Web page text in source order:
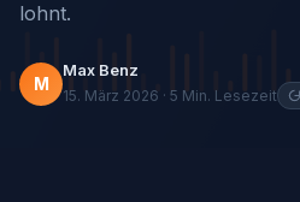
lohnt.
M
Max Benz
15. März 2026 · 5 Min. Lesezeit